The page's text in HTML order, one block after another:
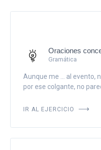
Oraciones
Gramática
Aunque me ... al evento,
por ese colgante, no
IR AL EJERCICIO